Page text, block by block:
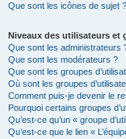
Que sont les icônes de sujet ?
Niveaux des utilisateurs et
Que sont les administrateurs
Que sont les modérateurs ?
Que sont les groupes
Où sont les groupes
Comment puis-je devenir le
Pourquoi certains groupes
Qu’est-ce qu’un « groupe
Qu’est-ce que le lien «